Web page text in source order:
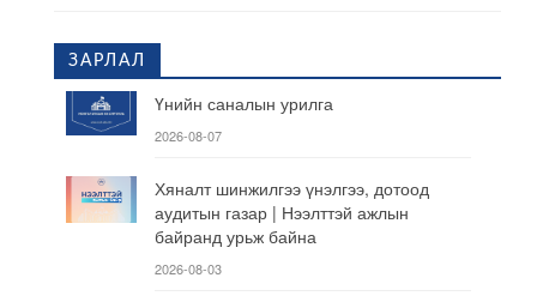
ЗАРЛАЛ
Үнийн саналын урилга
2026-08-07
Хяналт шинжилгээ үнэлгээ, дотоод
аудитын газар | Нээлттэй ажлын
байранд урьж байна
2026-08-03